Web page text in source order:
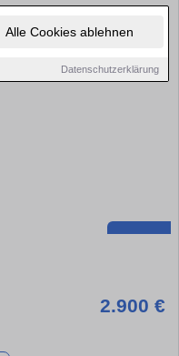
Alle Cookies ablehnen
Datenschutzerklärung
2.900 €